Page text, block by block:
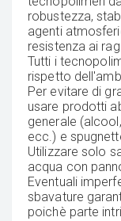
robustezza,
agenti
resistenza ai
Tutti i
rispetto
Per evitare di
usare prodotti
generale
ecc.) e
Utilizzare solo
acqua con
Eventuali
sbavature
poichè parte